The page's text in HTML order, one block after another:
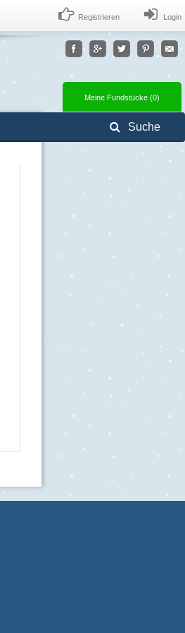
Registrieren Login
Meine Fundstücke (0)
Suche